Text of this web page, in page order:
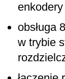
obsługa
w trybie